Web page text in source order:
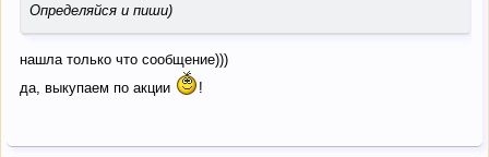
Определяйся и пиши)
нашла только что сообщение)))
да, выкупаем по акции
!